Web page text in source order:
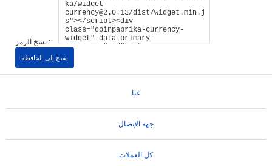
نسخ الرمز :
نسخ إلى الحافظة
عنا
جهة الإتصال
كل العملات